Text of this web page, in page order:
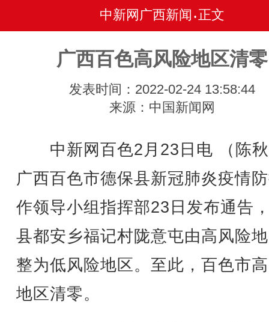
中新网广西新闻 • 正文
广西百色高风险地区清零
发表时间：2022-02-24 13:58:44
来源：中国新闻网
中新网百色2月23日电 （陈
广西百色市德保县新冠肺炎疫情
作领导小组指挥部23日发布通告
县都安乡福记村陇意屯由高风险
整为低风险地区。至此，百色市
地区清零。